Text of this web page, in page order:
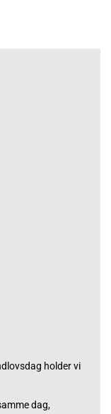
holder vi
dag,